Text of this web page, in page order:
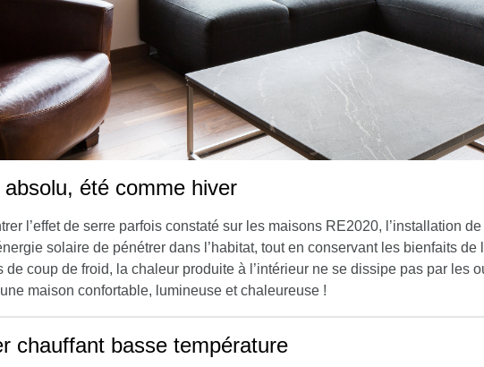
été comme hiver
l’effet de serre parfois constaté sur les maisons RE2020, l’installation
solaire de pénétrer dans l’habitat, tout en conservant les bienfaits de
de coup de froid, la chaleur produite à l’intérieur ne se dissipe pas par les
maison confortable, lumineuse et chaleureuse !
chauffant basse température